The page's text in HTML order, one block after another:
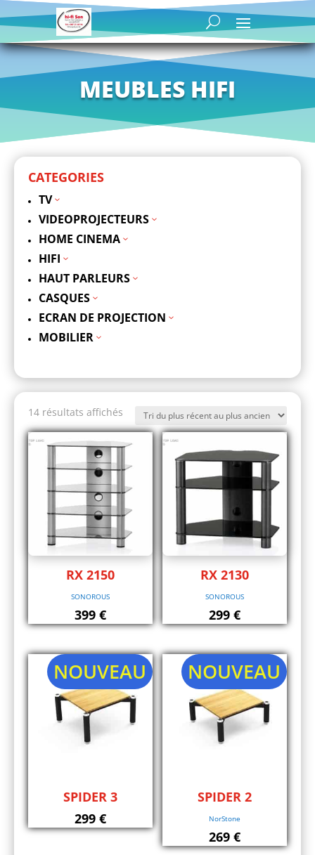
MEUBLES HIFI
CATEGORIES
TV3
VIDEOPROJECTEURS 3
HOME CINEMA 3
HIFI 3
HAUT PARLEURS 3
CASQUES 3
ECRAN DE PROJECTION 3
MOBILIER 3
14 résultats affichés
plus
récent
plus
RX 2150
SONOROUS
399 €
RX 2130
SONOROUS
299€
NOUVEAU
SPIDER 3
299 €
NOUVEAU
SPIDER 2
NorStone
269€